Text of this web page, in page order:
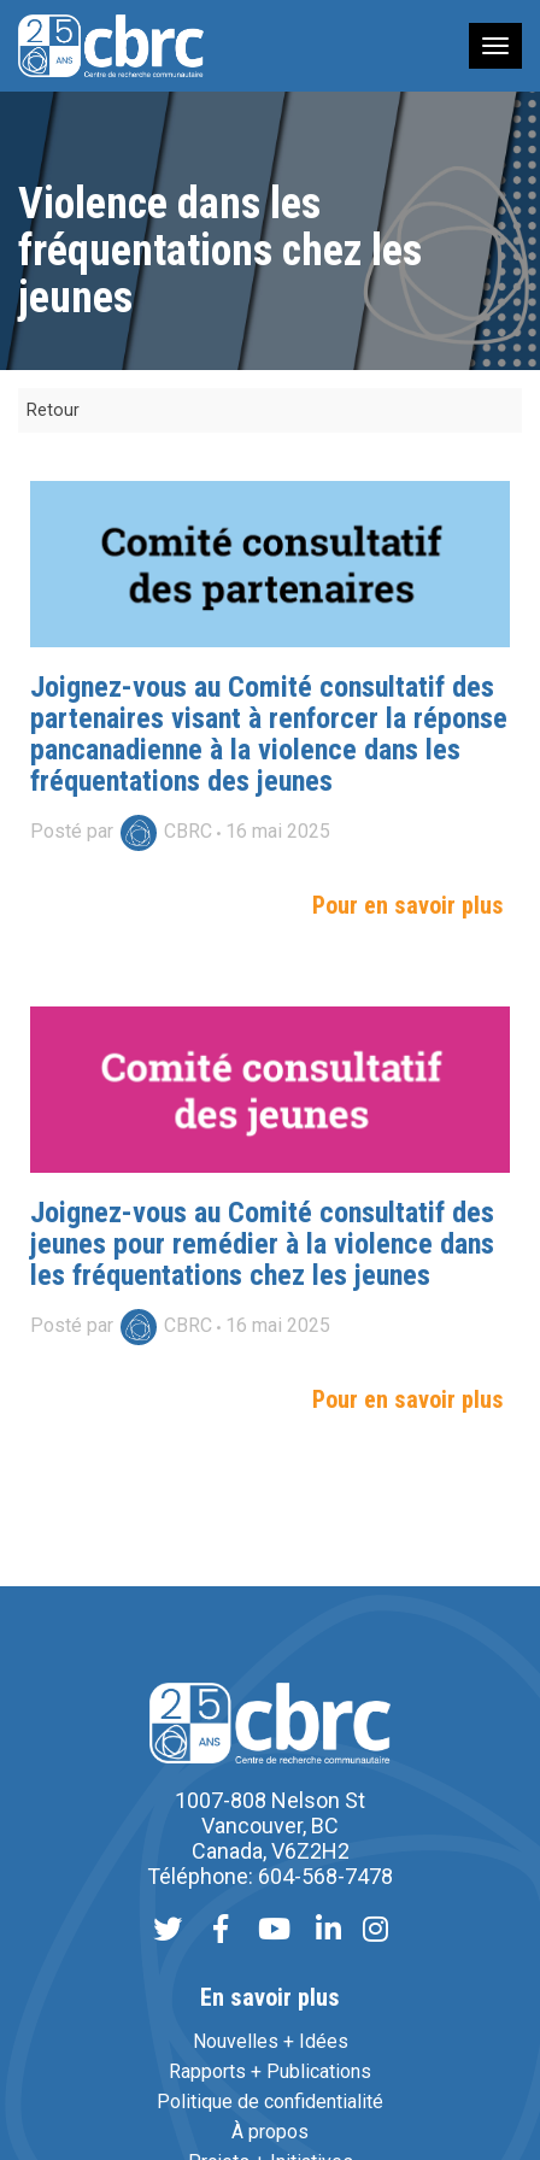
à
Violence dans les
fréquentations chez les
jeunes
Retour
Joignez-vous au Comité consultatif des
partenaires visant à renforcer la réponse
pancanadienne à la violence dans les
fréquentations des jeunes
Posté par CBRC 16 mai 2025
Pour en savoir plus
Joignez-vous au Comité consultatif des
jeunes pour remédier à la violence dans
les fréquentations chez les jeunes
Posté par CBRC 16 mai 2025
Pour en savoir plus
1007-808 Nelson St
Vancouver, BC
Canada, V6Z2H2
Téléphone: 604-568-7478
En savoir plus
Nouvelles + Idées
Rapports + Publications
Politique de confidentialité
À propos